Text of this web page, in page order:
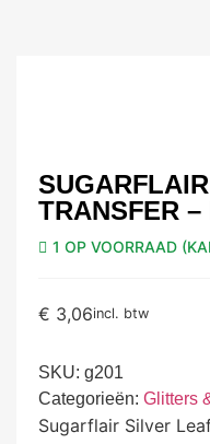
TRANSFER
1 OP VOORRAAD
€ 3,06incl. btw
SKU: g201
Categorieën: Glitters
Sugarflair Silver